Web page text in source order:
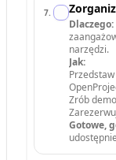
7.
Dlaczego:
narzędzi.
Jak:
Zrób
Gotowe,